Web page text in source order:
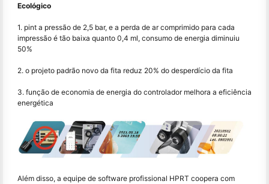
Ecológico
1. pint a pressão de 2,5 bar, e a perda de ar comprimido para cada
impressão é tão baixa quanto 0,4 ml, consumo de energia diminuiu
50%
2. o projeto padrão novo da fita reduz 20% do desperdício da fita
3. função de economia de energia do controlador melhora a eficiência
energética
Além disso, a equipe de software profissional HPRT coopera com